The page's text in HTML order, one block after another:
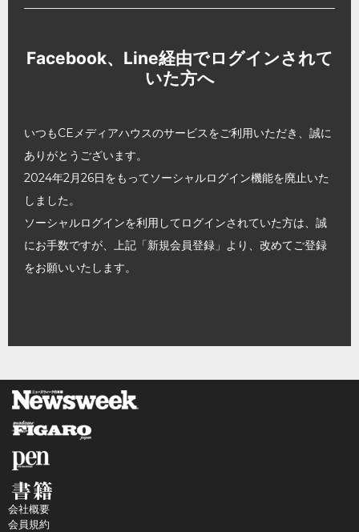
Facebook、Line経由でログインされて
いた方へ
いつもCEメディアハウスのサービスをご利用いただき、誠に
ありがとうございます。
2024年2月26日をもってソーシャルログイン機能を廃止いた
しました。
ソーシャルログインを利用してログインされていた方は、誠
にお手数ですが、上記「新規会員登録」より、改めてご登録
をお願いいたします。
会社概要
会員規約